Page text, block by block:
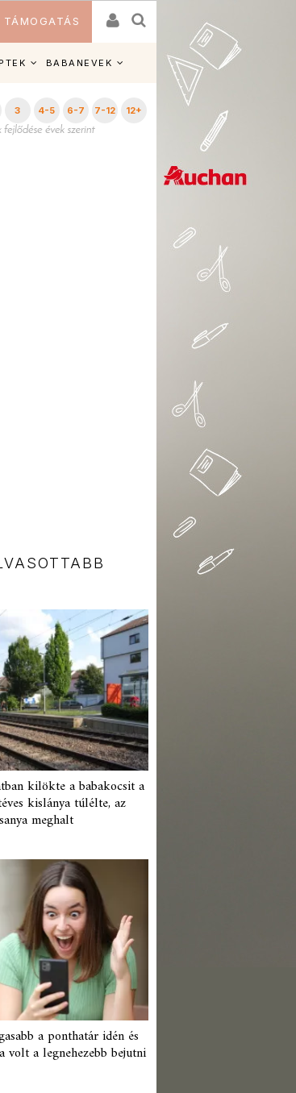
TÁMOGATÁS
BABANEVEK
3 4-5 6-7 7-12 12+
kilökte a babakocsit a
kislánya túlélte, az
meghalt
a ponthatár idén és
volt a legnehezebb bejutni